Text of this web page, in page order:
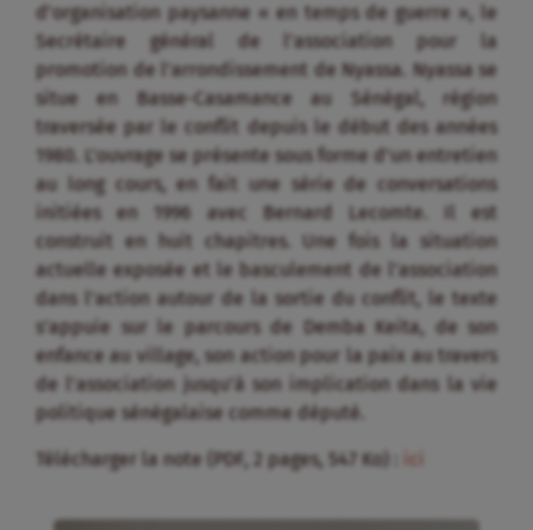
d’organisation paysanne « en temps de guerre », le
Secrétaire général de l’association pour la
promotion de l’arrondissement de Nyassa. Nyassa se
situe en Basse-Casamance au Sénégal, région
traversée par le conflit depuis le début des années
1980. L’ouvrage se présente sous forme d’un entretien
au long cours, en fait une série de conversations
initiées en 1996 avec Bernard Lecomte. Il est
construit en huit chapitres. Une fois la situation
actuelle exposée et le basculement de l’association
dans l’action autour de la sortie du conflit, le texte
s’appuie sur le parcours de Demba Keita, de son
enfance au village, son action pour la paix au travers
de l’association jusqu’à son implication dans la vie
politique sénégalaise comme député.
Télécharger la note (PDF, 2 pages, 547 Ko) : ici